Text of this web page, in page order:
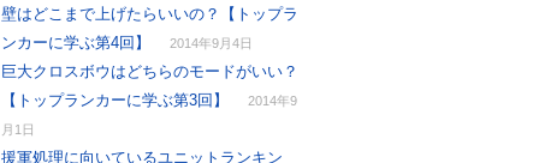
壁はどこまで上げたらいいの？【トップラ
ンカーに学ぶ第4回】
2014年9月4日
巨大クロスボウはどちらのモードがいい？
【トップランカーに学ぶ第3回】
2014年9
月1日
援軍処理に向いているユニットランキン